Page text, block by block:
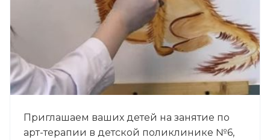
Приглашаем ваших детей на занятие по
арт-терапии в детской поликлинике №6,